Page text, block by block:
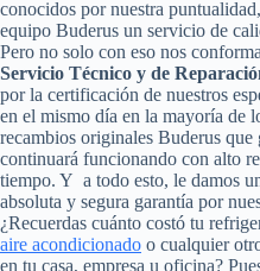
conocidos por nuestra
equipo Buderus un servicio de
Pero no solo con eso nos
Servicio Técnico y de
por la certificación de nuestros
en el mismo día en la mayoría de
recambios originales Buderus que
continuará funcionando con alto
tiempo. Y a todo esto, le damos
absoluta y segura garantía por
¿Recuerdas cuánto costó tu
aire acondicionado o cualquier
en tu casa, empresa u oficina?